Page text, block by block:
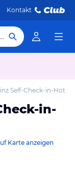
Kontakt
Hotel, Reiseziel
Self-Check-in-Hotel
in-
Karte anzeigen